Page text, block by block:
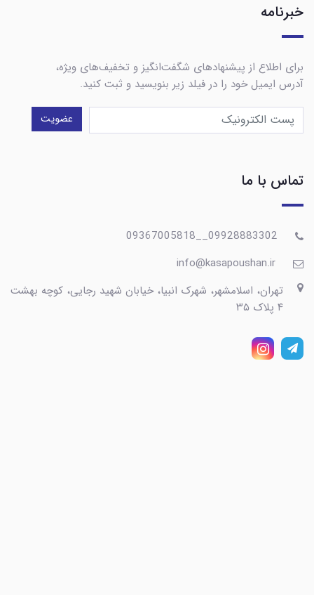
خبرنامه
برای اطلاع از پیشنهادهای شگفت‌انگیز و تخفیف‌های ویژه،
آدرس ایمیل خود را در فیلد زیر بنویسید و ثبت کنید.
عضویت
تماس با ما
تهران، اسلامشهر، شهرک انبیا، خیابان شهید رجایی، کوچه بهشت
۴ پلاک ۳۵